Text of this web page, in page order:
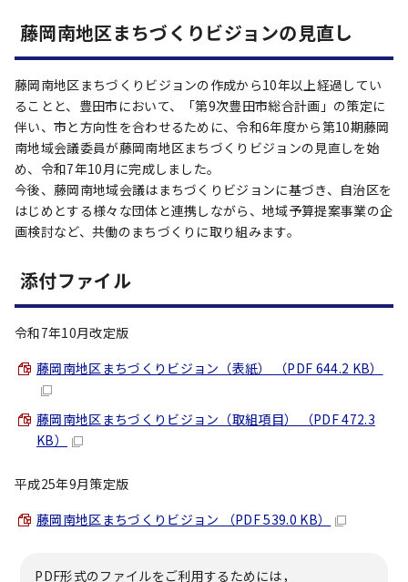
藤岡南地区まちづくりビジョンの見直し
藤岡南地区まちづくりビジョンの作成から10年以上経過してい
ることと、豊田市において、「第9次豊田市総合計画」の策定に
伴い、市と方向性を合わせるために、令和6年度から第10期藤岡
南地域会議委員が藤岡南地区まちづくりビジョンの見直しを始
め、令和7年10月に完成しました。
今後、藤岡南地域会議はまちづくりビジョンに基づき、自治区を
はじめとする様々な団体と連携しながら、地域予算提案事業の企
画検討など、共働のまちづくりに取り組みます。
添付ファイル
令和7年10月改定版
藤岡南地区まちづくりビジョン（表紙） （PDF 644.2 KB）
藤岡南地区まちづくりビジョン（取組項目） （PDF 472.3
KB）
平成25年9月策定版
藤岡南地区まちづくりビジョン （PDF 539.0 KB）
PDF形式のファイルをご利用するためには，